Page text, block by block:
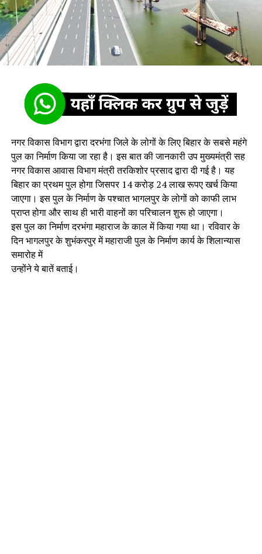
नगर विकास विभाग द्वारा दरभंगा जिले के लोगों के लिए बिहार के सबसे महंगे
पुल का निर्माण किया जा रहा है। इस बात की जानकारी उप मुख्यमंत्री सह
नगर विकास आवास विभाग मंत्री तरकिशोर प्रसाद द्वारा दी गई है। यह
बिहार का प्रथम पुल होगा जिसपर 14 करोड़ 24 लाख रूपए खर्च किया
जाएगा। इस पुल के निर्माण के पश्चात भागलपुर के लोगों को काफी लाभ
प्राप्त होगा और साथ ही भारी वाहनों का परिचालन शुरू हो जाएगा।
इस पुल का निर्माण दरभंगा महाराज के काल में किया गया था। रविवार के
दिन भागलपुर के शुभंकरपुर में महाराजी पुल के निर्माण कार्य के शिलान्यास
समारोह में
उन्होंने ये बातें बताई।